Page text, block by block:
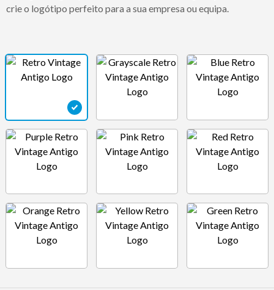
crie o logótipo perfeito para a sua empresa ou equipa.